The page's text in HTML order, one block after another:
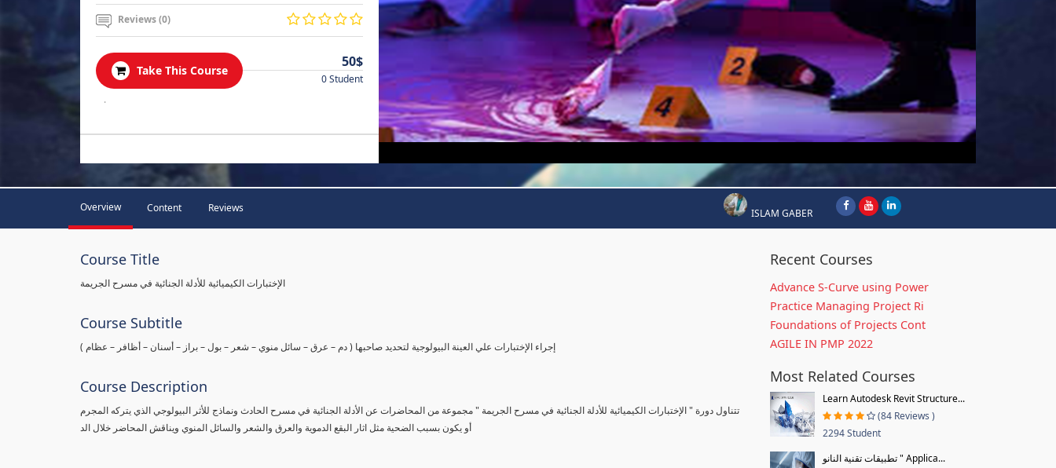
Reviews (0)
Take This Course
50$
0 Student
.
Overview Content Reviews ISLAM GABER
Course Title
الإختبارات الكيميائية للأدلة الجنائية في مسرح الجريمة
Course Subtitle
( إجراء الإختبارات علي العينة البيولوجية لتحديد صاحبها ( دم – عرق – سائل منوي – شعر – بول – براز – أسنان – أظافر – عظام
Course Description
تتناول دورة " الإختبارات الكيميائية للأدلة الجنائية في مسرح الجريمة " مجموعة من المحاضرات عن الأدلة الجنائية في مسرح الحادث ونماذج للأثر البيولوجي الذي يتركه المجرم
أو يكون بسبب الضحية مثل اثار البقع الدموية والعرق والشعر والسائل المنوي ويناقش المحاضر خلال الد
Recent Courses
Advance S-Curve using Power
Practice Managing Project Ri
Foundations of Projects Cont
AGILE IN PMP 2022
Most Related Courses
Learn Autodesk Revit Structure...
(84 Reviews )
2294 Student
تطبيقات تقنية النانو " Applica...